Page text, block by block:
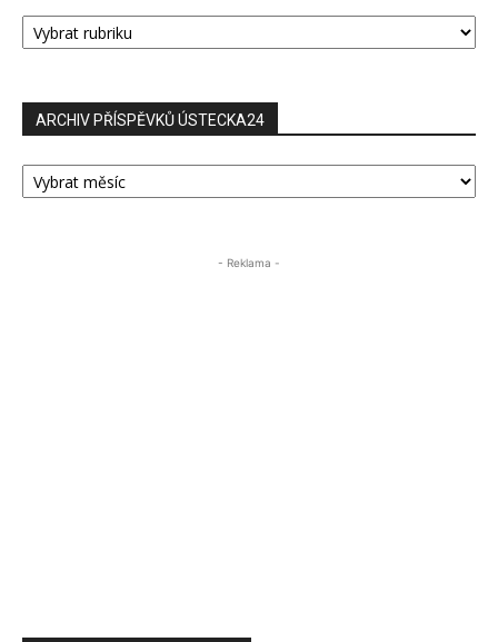
RUBRIKY
PŘÍSPĚVKŮ
ARCHIV PŘÍSPĚVKŮ ÚSTECKA24
ARCHIV
PŘÍSPĚVKŮ
- Reklama -